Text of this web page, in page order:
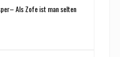
Als Zofe ist man selten